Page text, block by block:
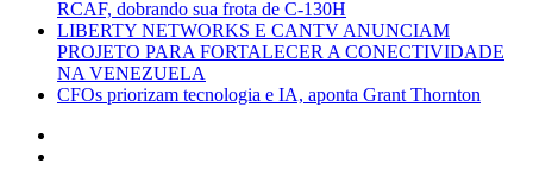
RCAF, dobrando sua frota de C-130H
LIBERTY NETWORKS E CANTV ANUNCIAM
PROJETO PARA FORTALECER A CONECTIVIDADE
NA VENEZUELA
CFOs priorizam tecnologia e IA, aponta Grant Thornton